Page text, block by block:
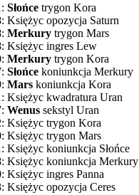
Słońce trygon Kora
Księżyc opozycja Saturn
Merkury trygon Mars
Księżyc ingres Lew
Merkury trygon Kora
Słońce koniunkcja Merkury
Mars koniunkcja Kora
Księżyc kwadratura Uran
Wenus sekstyl Uran
Księżyc trygon Kora
Księżyc trygon Mars
Księżyc koniunkcja Słońce
Księżyc koniunkcja Merkury
Księżyc ingres Panna
Księżyc opozycja Ceres